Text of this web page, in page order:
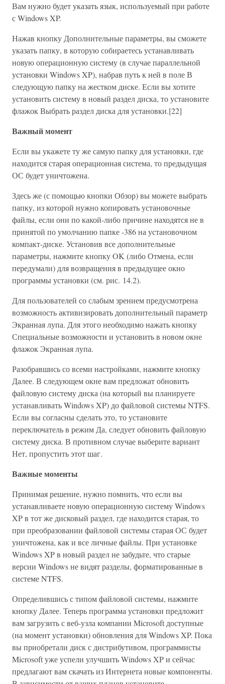
Вам нужно будет указать язык, используемый при работе
с Windows XP.
Нажав кнопку Дополнительные параметры, вы сможете
указать папку, в которую собираетесь устанавливать
новую операционную систему (в случае параллельной
установки Windows XP), набрав путь к ней в поле В
следующую папку на жестком диске. Если вы хотите
установить систему в новый раздел диска, то установите
флажок Выбрать раздел диска для установки.[22]
Важный момент
Если вы укажете ту же самую папку для установки, где
находится старая операционная система, то предыдущая
ОС будет уничтожена.
Здесь же (с помощью кнопки Обзор) вы можете выбрать
папку, из которой нужно копировать установочные
файлы, если они по какой-либо причине находятся не в
принятой по умолчанию папке -386 на установочном
компакт-диске. Установив все дополнительные
параметры, нажмите кнопку OK (либо Отмена, если
передумали) для возвращения в предыдущее окно
программы установки (см. рис. 14.2).
Для пользователей со слабым зрением предусмотрена
возможность активизировать дополнительный параметр
Экранная лупа. Для этого необходимо нажать кнопку
Специальные возможности и установить в новом окне
флажок Экранная лупа.
Разобравшись со всеми настройками, нажмите кнопку
Далее. В следующем окне вам предложат обновить
файловую систему диска (на который вы планируете
устанавливать Windows XP) до файловой системы NTFS.
Если вы согласны сделать это, то установите
переключатель в режим Да, следует обновить файловую
систему диска. В противном случае выберите вариант
Нет, пропустить этот шаг.
Важные моменты
Принимая решение, нужно помнить, что если вы
устанавливаете новую операционную систему Windows
XP в тот же дисковый раздел, где находится старая, то
при преобразовании файловой системы старая ОС будет
уничтожена, как и все личные файлы. При установке
Windows XP в новый раздел не забудьте, что старые
версии Windows не видят разделы, форматированные в
системе NTFS.
Определившись с типом файловой системы, нажмите
кнопку Далее. Теперь программа установки предложит
вам загрузить с веб-узла компании Microsoft доступные
(на момент установки) обновления для Windows XP. Пока
вы приобретали диск с дистрибутивом, программисты
Microsoft уже успели улучшить Windows XP и сейчас
предлагают вам скачать из Интернета новые компоненты.